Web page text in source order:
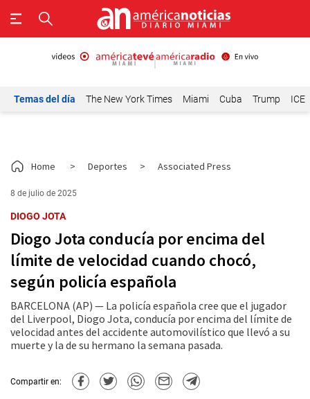
Temas del día The New York Times Miami Cuba Trump ICE
Home > Deportes > Associated Press
8 de julio de 2025
DIOGO JOTA
Diogo Jota conducía por encima del
límite de velocidad cuando chocó,
según policía española
BARCELONA (AP) — La policía española cree que el jugador
del Liverpool, Diogo Jota, conducía por encima del límite de
velocidad antes del accidente automovilístico que llevó a su
muerte y la de su hermano la semana pasada.
Compartir en: